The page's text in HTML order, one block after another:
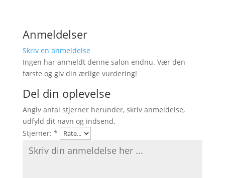
Anmeldelser
Skriv en anmeldelse
Ingen har anmeldt denne salon endnu. Vær den
første og giv din ærlige vurdering!
Del din oplevelse
Angiv antal stjerner herunder, skriv anmeldelse,
udfyld dit navn og indsend.
Stjerner: *